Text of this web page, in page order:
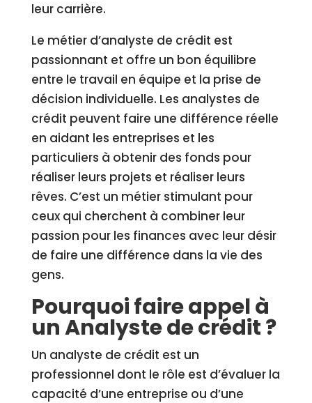
leur carrière.
Le métier d’analyste de crédit est
passionnant et offre un bon équilibre
entre le travail en équipe et la prise de
décision individuelle. Les analystes de
crédit peuvent faire une différence réelle
en aidant les entreprises et les
particuliers à obtenir des fonds pour
réaliser leurs projets et réaliser leurs
rêves. C’est un métier stimulant pour
ceux qui cherchent à combiner leur
passion pour les finances avec leur désir
de faire une différence dans la vie des
gens.
Pourquoi faire appel à
un Analyste de crédit ?
Un analyste de crédit est un
professionnel dont le rôle est d’évaluer la
capacité d’une entreprise ou d’une